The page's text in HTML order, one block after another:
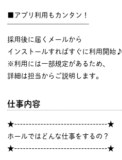
■アプリ利用もカンタン！
採用後に届くメールから
インストールすればすぐに利用開始♪
※利用には一部規定があるため、
詳細は担当からご説明します。
仕事内容
★--------------------------------★
ホールではどんな仕事をするの？
★--------------------------------★